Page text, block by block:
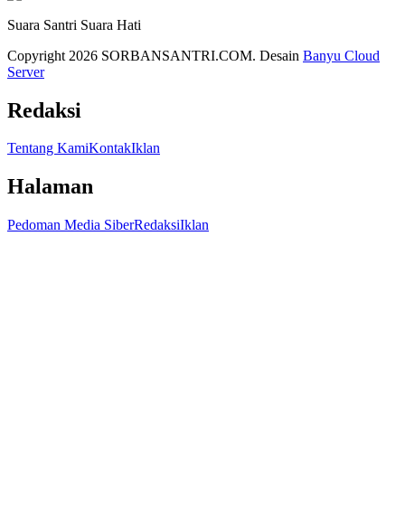
Suara Santri Suara Hati
Copyright 2026 SORBANSANTRI.COM. Desain Banyu Cloud
Server
Redaksi
Tentang KamiKontakIklan
Halaman
Pedoman Media SiberRedaksiIklan